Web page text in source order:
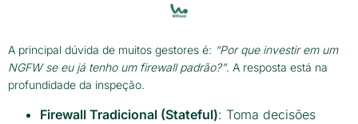
A principal dúvida de muitos gestores é: “Por que investir em um
NGFW se eu já tenho um firewall padrão?”. A resposta está na
profundidade da inspeção.
Firewall Tradicional (Stateful): Toma decisões